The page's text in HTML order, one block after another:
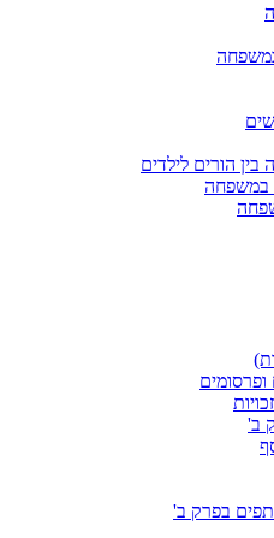
הורים לילדים
במשפחה
ופרסומים
ב'
בפרק ב'